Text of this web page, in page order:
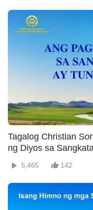
Tagalog Christian
ng Diyos sa
5,465 142